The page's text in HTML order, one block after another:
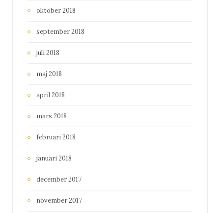
oktober 2018
september 2018
juli 2018
maj 2018
april 2018
mars 2018
februari 2018
januari 2018
december 2017
november 2017